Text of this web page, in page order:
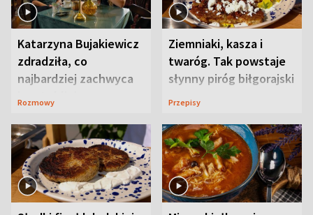
Katarzyna Bujakiewicz
zdradziła, co
najbardziej zachwyca
ją w Lublinie
Rozmowy
Ziemniaki, kasza i
twaróg. Tak powstaje
słynny piróg biłgorajski
Przepisy